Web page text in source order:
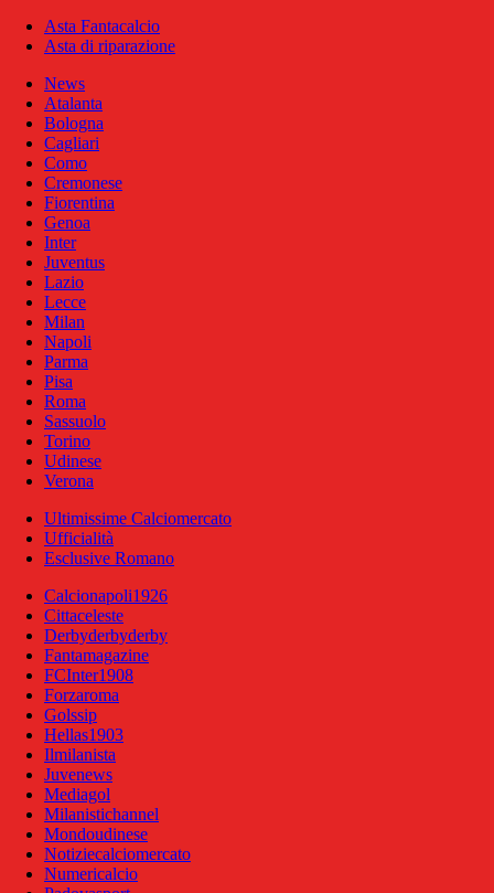
Asta Fantacalcio
Asta di riparazione
News
Atalanta
Bologna
Cagliari
Como
Cremonese
Fiorentina
Genoa
Inter
Juventus
Lazio
Lecce
Milan
Napoli
Parma
Pisa
Roma
Sassuolo
Torino
Udinese
Verona
Ultimissime Calciomercato
Ufficialità
Esclusive Romano
Calcionapoli1926
Cittaceleste
Derbyderbyderby
Fantamagazine
FCInter1908
Forzaroma
Golssip
Hellas1903
Ilmilanista
Juvenews
Mediagol
Milanistichannel
Mondoudinese
Notiziecalciomercato
Numericalcio